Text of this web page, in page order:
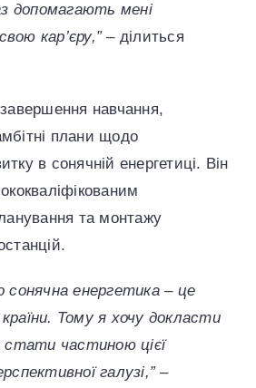
допомагають мені
кар’єру,”– ділиться
навчання,
плани щодо
в сонячній енергетиці. Він
та монтажу
сонячна енергетика – це
Тому я хочу докласти
стати частиною цієї
галузі,”–